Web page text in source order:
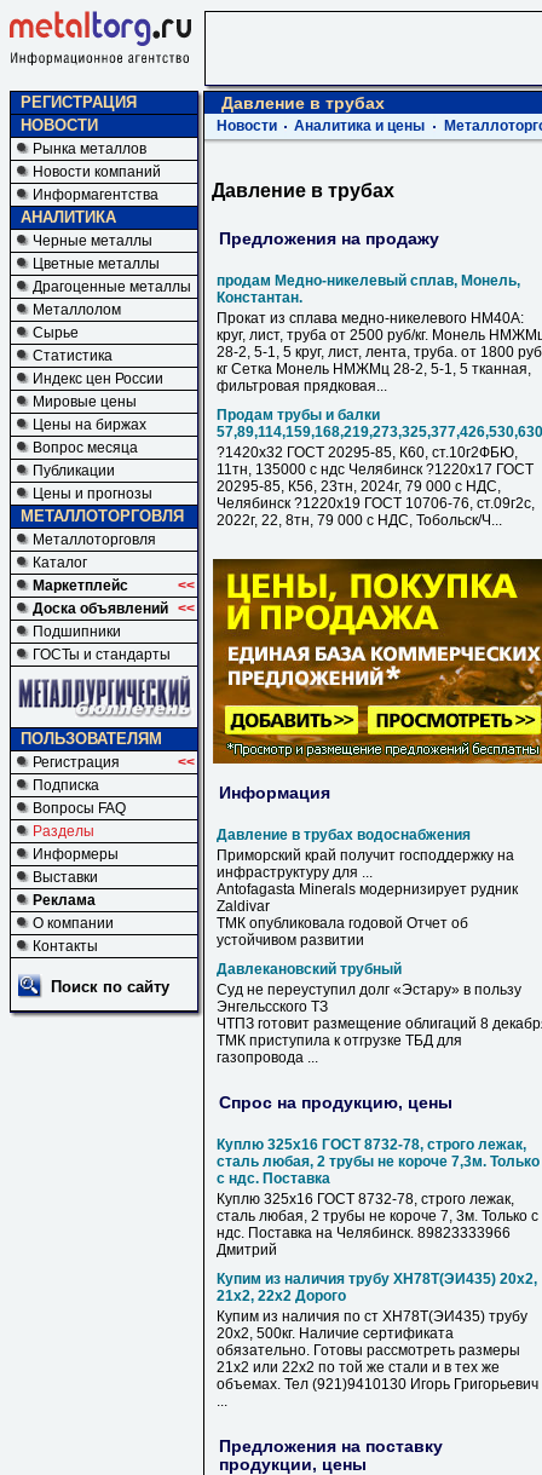
РЕГИСТРАЦИЯ
НОВОСТИ
Рынка металлов
Новости компаний
Информагентства
АНАЛИТИКА
Черные металлы
Цветные металлы
Драгоценные металлы
Металлолом
Сырье
Статистика
Индекс цен России
Мировые цены
Цены на биржах
Вопрос месяца
Публикации
Цены и прогнозы
МЕТАЛЛОТОРГОВЛЯ
Металлоторговля
Каталог
Маркетплейс
<<
Доска объявлений <<
Подшипники
ГОСТы и стандарты
ПОЛЬЗОВАТЕЛЯМ
Регистрация
<<
Подписка
Вопросы FAQ
Разделы
Информеры
Выставки
Реклама
О компании
Контакты
Поиск по сайту
Давление в трубах
Новости Аналитика и цены
Давление в трубах
Предложения на продажу
продам Медно-никелевый сплав, Монель,
Константан.
Прокат из сплава медно-никелевого НМ40А:
круг, лист, труба от 2500 руб/кг. Монель
28-2, 5-1, 5 круг, лист, лента, труба. от 1800
кг Сетка Монель НМЖМц 28-2, 5-1, 5 тканная,
фильтровая прядковая...
Продам трубы и балки
?1420х32 ГОСТ 20295-85, К60, ст.10г2ФБЮ,
11тн, 135000 с ндс Челябинск ?1220х17 ГОСТ
20295-85, К56, 23тн, 2024г, 79 000 с НДC,
Челябинск ?1220х19 ГОСТ 10706-76, ст.09г2с,
2022г, 22, 8тн, 79 000 с НДC, Тобольск/Ч...
Информация
Давление в трубах водоснабжения
Приморский край получит господдержку на
инфраструктуру для ...
Antofagasta Minerals модернизирует рудник
Zaldivar
ТМК опубликовала годовой Отчет об
устойчивом развитии
Давлекановский трубный
Суд не переуступил долг «Эстару» в пользу
Энгельсского ТЗ
ЧТПЗ готовит размещение облигаций 8
ТМК приступила к отгрузке ТБД для
газопровода ...
Спрос на продукцию, цены
Куплю 325х16 ГОСТ 8732-78, строго лежак,
сталь любая, 2 трубы не короче 7,3м. Только
с ндс. Поставка
Куплю 325х16 ГОСТ 8732-78, строго лежак,
сталь любая, 2 трубы не короче 7, 3м. Только с
ндс. Поставка на Челябинск. 89823333966
Дмитрий
Купим из наличия трубу ХН78Т(ЭИ435) 20х2,
21х2, 22х2 Дорого
Купим из наличия по ст ХН78Т(ЭИ435) трубу
20х2, 500кг. Наличие сертификата
обязательно. Готовы рассмотреть размеры
21х2 или 22х2 по той же стали и в тех же
объемах. Тел (921)9410130 Игорь Григорьевич
...
Предложения на поставку
продукции, цены